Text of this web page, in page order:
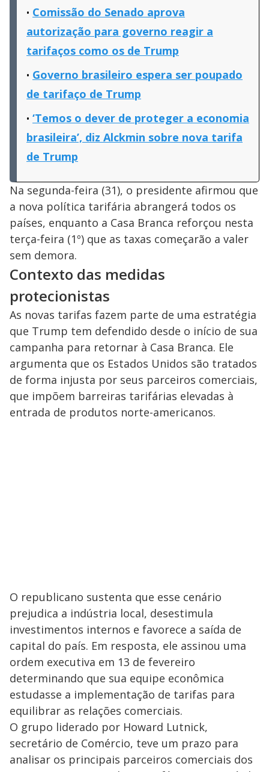
Comissão do Senado aprova
autorização para governo reagir a
tarifaços como os de Trump
Governo brasileiro espera ser poupado
de tarifaço de Trump
‘Temos o dever de proteger a economia
brasileira’, diz Alckmin sobre nova tarifa
de Trump
Na segunda-feira (31), o presidente afirmou que
a nova política tarifária abrangerá todos os
países, enquanto a Casa Branca reforçou nesta
terça-feira (1º) que as taxas começarão a valer
sem demora.
Contexto das medidas
protecionistas
As novas tarifas fazem parte de uma estratégia
que Trump tem defendido desde o início de sua
campanha para retornar à Casa Branca. Ele
argumenta que os Estados Unidos são tratados
de forma injusta por seus parceiros comerciais,
que impõem barreiras tarifárias elevadas à
entrada de produtos norte-americanos.
O republicano sustenta que esse cenário
prejudica a indústria local, desestimula
investimentos internos e favorece a saída de
capital do país. Em resposta, ele assinou uma
ordem executiva em 13 de fevereiro
determinando que sua equipe econômica
estudasse a implementação de tarifas para
equilibrar as relações comerciais.
O grupo liderado por Howard Lutnick,
secretário de Comércio, teve um prazo para
analisar os principais parceiros comerciais dos